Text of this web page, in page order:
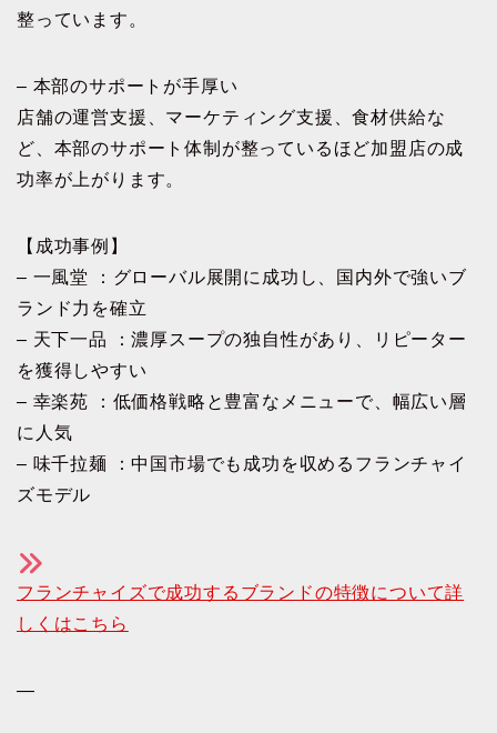
整っています。
– 本部のサポートが手厚い
店舗の運営支援、マーケティング支援、食材供給な
ど、本部のサポート体制が整っているほど加盟店の成
功率が上がります。
【成功事例】
– 一風堂 ：グローバル展開に成功し、国内外で強いブ
ランド力を確立
– 天下一品 ：濃厚スープの独自性があり、リピーター
を獲得しやすい
– 幸楽苑 ：低価格戦略と豊富なメニューで、幅広い層
に人気
– 味千拉麺 ：中国市場でも成功を収めるフランチャイ
ズモデル
フランチャイズで成功するブランドの特徴について詳
しくはこちら
—